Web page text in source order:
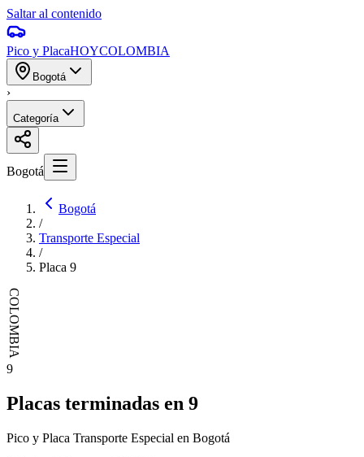
Saltar al contenido
Pico y PlacaHOYCOLOMBIA
Bogotá
›
Categoría
Bogotá
Bogotá
/
Transporte Especial
/
Placa 9
COLOMBIA
9
Placas terminadas en 9
Pico y Placa Transporte Especial en Bogotá